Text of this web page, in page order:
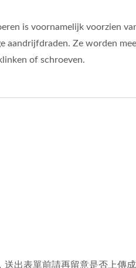
is voornamelijk voorzien
aandrijfdraden. Ze worden
of schroeven.